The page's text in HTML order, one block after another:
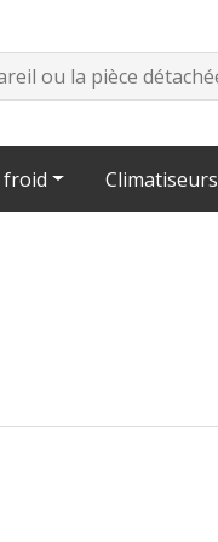
froid Climatiseurs